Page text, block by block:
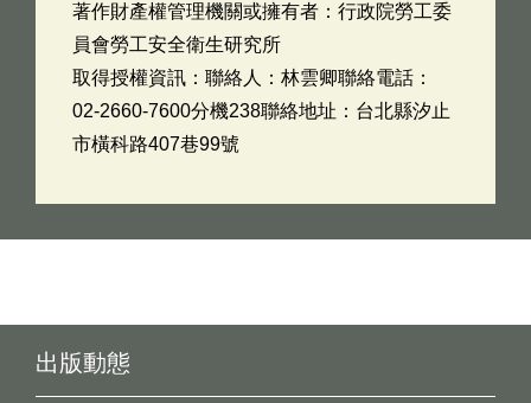
著作財產權管理機關或擁有者：行政院勞工委
員會勞工安全衛生研究所
取得授權資訊：聯絡人：林雲卿聯絡電話：
02-2660-7600分機238聯絡地址：台北縣汐止
市橫科路407巷99號
出版動態